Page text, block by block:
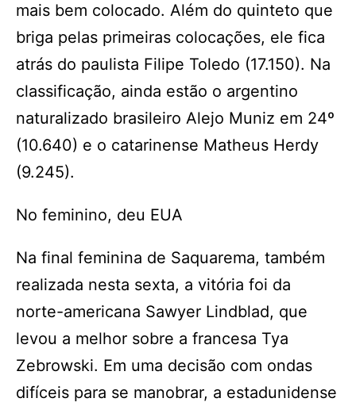
mais bem colocado. Além do quinteto que
briga pelas primeiras colocações, ele fica
atrás do paulista Filipe Toledo (17.150). Na
classificação, ainda estão o argentino
naturalizado brasileiro Alejo Muniz em 24º
(10.640) e o catarinense Matheus Herdy
(9.245).
No feminino, deu EUA
Na final feminina de Saquarema, também
realizada nesta sexta, a vitória foi da
norte-americana Sawyer Lindblad, que
levou a melhor sobre a francesa Tya
Zebrowski. Em uma decisão com ondas
difíceis para se manobrar, a estadunidense